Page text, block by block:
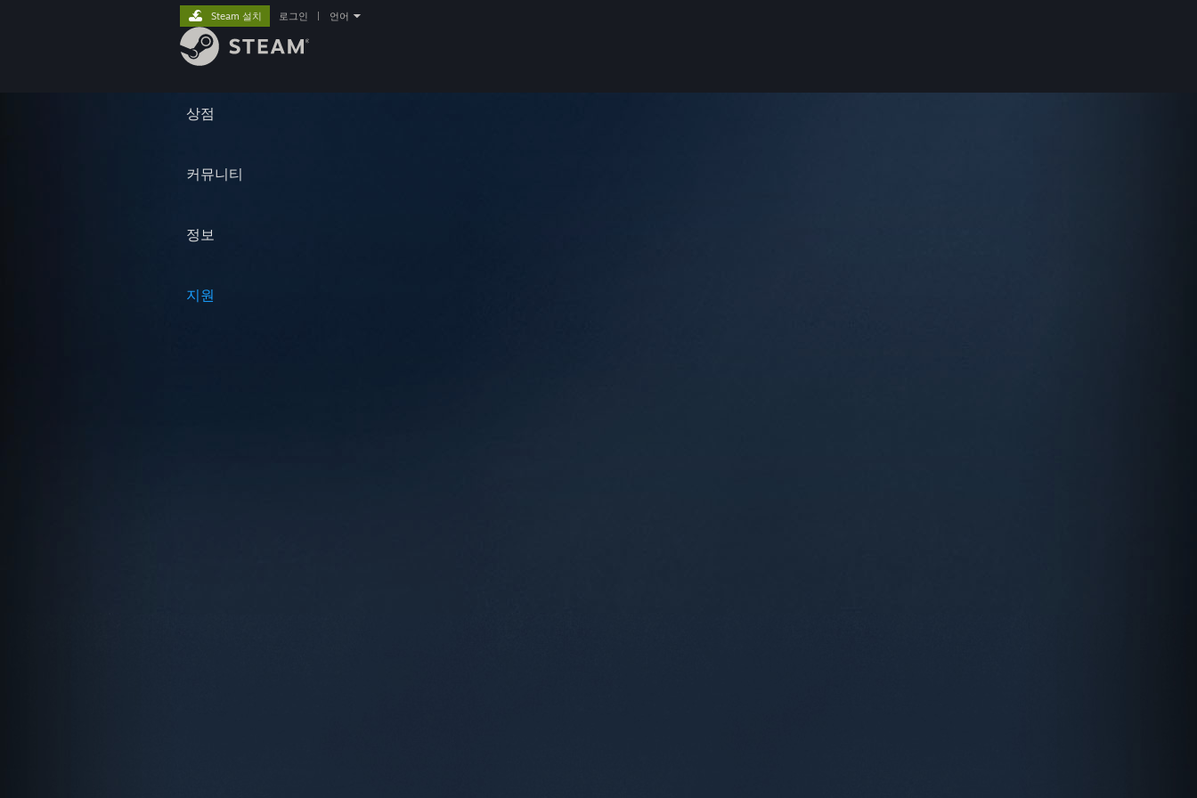
상점
커뮤니티
정보
지원
Steam 설치 로그인 언어